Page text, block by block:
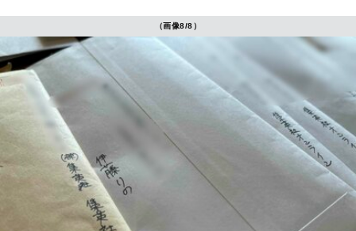
（画像8/8）